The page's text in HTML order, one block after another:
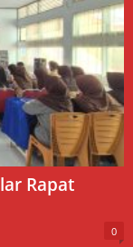
Rapat
0